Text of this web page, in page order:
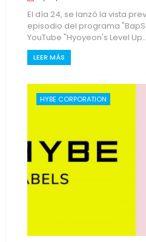
El día 24, se lanzó la vista
episodio del programa
YouTube "Hyoyeon's Level
LEER MÁS
HYBE CORPORATION